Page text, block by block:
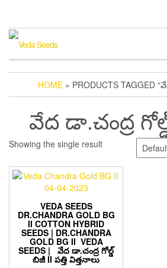
the
content
HOME » PRODUCTS TAGGED
వేద డా.చంద్ర
Showing the single result
VEDA SEEDS
DR.CHANDRA GOLD BG
II COTTON HYBRID
SEEDS | DR.CHANDRA
GOLD BG II VEDA
SEEDS | వేద డా.చంద్ర గోల్డ్
బిజీ II పత్తి విత్తనాలు